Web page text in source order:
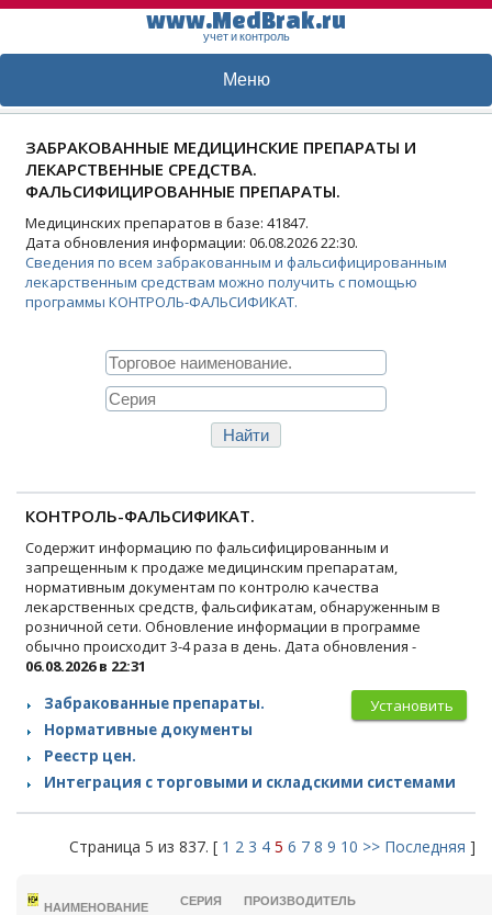
www.MedBrak.ru
учет и контроль
Меню
ЗАБРАКОВАННЫЕ МЕДИЦИНСКИЕ ПРЕПАРАТЫ И
ЛЕКАРСТВЕННЫЕ СРЕДСТВА.
ФАЛЬСИФИЦИРОВАННЫЕ ПРЕПАРАТЫ.
Медицинских препаратов в базе: 41847.
Дата обновления информации: 06.08.2026 22:30.
Сведения по всем забракованным и фальсифицированным
лекарственным средствам можно получить с помощью
программы КОНТРОЛЬ-ФАЛЬСИФИКАТ.
КОНТРОЛЬ-ФАЛЬСИФИКАТ.
Содержит информацию по фальсифицированным и
запрещенным к продаже медицинским препаратам,
нормативным документам по контролю качества
лекарственных средств, фальсификатам, обнаруженным в
розничной сети. Обновление информации в программе
обычно происходит 3-4 раза в день. Дата обновления -
06.08.2026 в 22:31
Установить
Забракованные препараты.
Нормативные документы
Реестр цен.
Интеграция с торговыми и складскими системами
Страница 5 из 837. [ 1 2 3 4 5 6 7 8 9 10 >> Последняя ]
НАИМЕНОВАНИЕ
СЕРИЯ ПРОИЗВОДИТЕЛЬ